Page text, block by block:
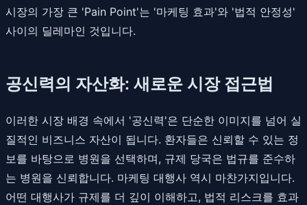
시장의 가장 큰 'Pain Point'는 '마케팅 효과'와 '법적 안정성'
사이의 딜레마인 것입니다.
공신력의 자산화: 새로운 시장 접근법
이러한 시장 배경 속에서 '공신력'은 단순한 이미지를 넘어 실
질적인 비즈니스 자산이 됩니다. 환자들은 신뢰할 수 있는 정
보를 바탕으로 병원을 선택하며, 규제 당국은 법규를 준수하
는 병원을 신뢰합니다. 마케팅 대행사 역시 마찬가지입니다.
어떤 대행사가 규제를 더 깊이 이해하고, 법적 리스크를 효과